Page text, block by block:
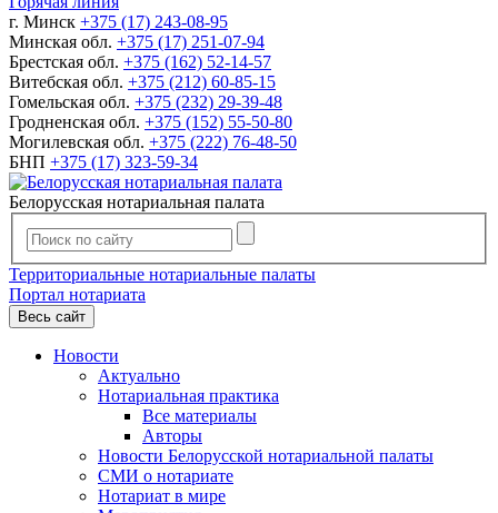
г. Минск +375 (17) 243-08-95
Минская обл. +375 (17) 251-07-94
Брестская обл. +375 (162) 52-14-57
Витебская обл. +375 (212) 60-85-15
Гомельская обл. +375 (232) 29-39-48
Гродненская обл. +375 (152) 55-50-80
Могилевская обл. +375 (222) 76-48-50
БНП +375 (17) 323-59-34
Белорусская нотариальная палата
Территориальные нотариальные палаты
Портал нотариата
Весь сайт
Новости
Актуально
Нотариальная практика
Все материалы
Авторы
Новости Белорусской нотариальной палаты
СМИ о нотариате
Нотариат в мире